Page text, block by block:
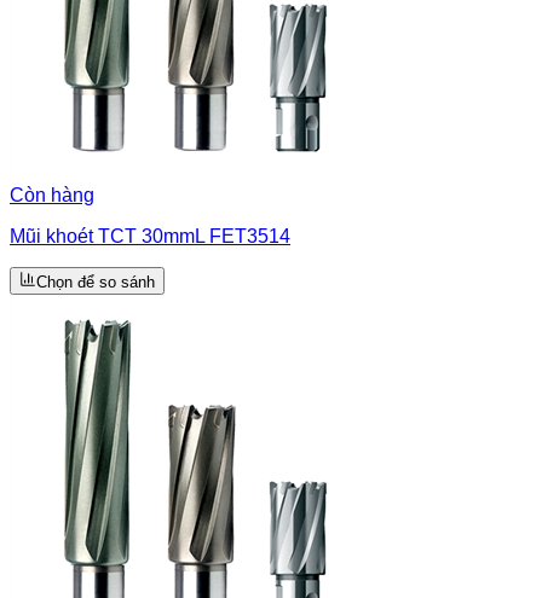
Còn hàng
Mũi khoét TCT 30mmL FET3514
Chọn để so sánh